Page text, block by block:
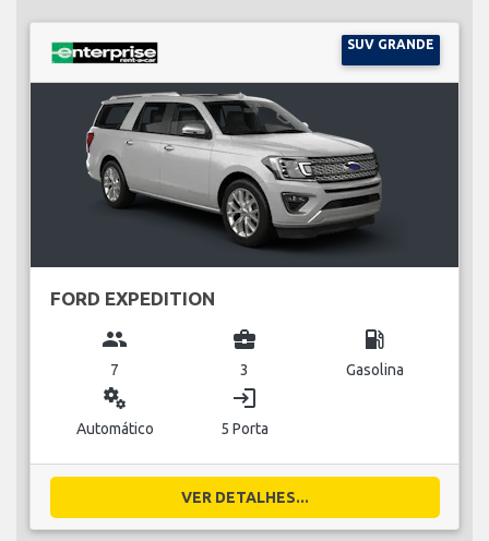
SUV GRANDE
FORD EXPEDITION
group
7
business_center
3
local_gas_station
Gasolina
miscellaneous_services
Automático
login
5 Porta
VER DETALHES...